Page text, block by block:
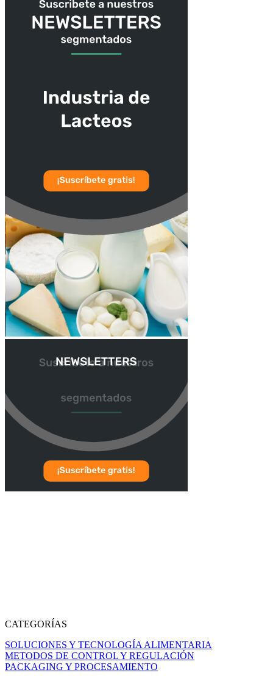
CATEGORÍAS
SOLUCIONES Y TECNOLOGÍA ALIMENTARIA
METODOS DE CONTROL Y REGULACIÓN
PACKAGING Y PROCESAMIENTO